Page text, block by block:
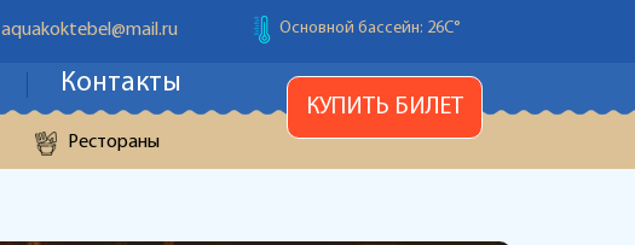
aquakoktebel@mail.ru Детский бассейн: 26С°
Температура воздуха: 28С°
Основной бассейн: 26С°
Контакты
КУПИТЬ БИЛЕТ
Рестораны